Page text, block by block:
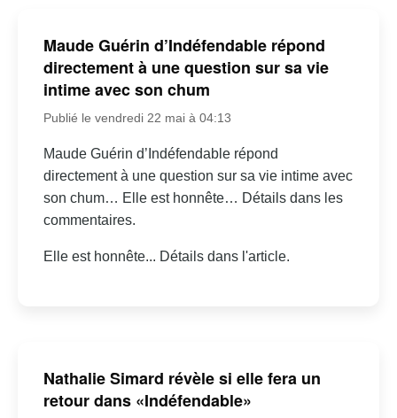
Maude Guérin d’Indéfendable répond
directement à une question sur sa vie
intime avec son chum
Publié le vendredi 22 mai à 04:13
Maude Guérin d’Indéfendable répond
directement à une question sur sa vie intime avec
son chum… Elle est honnête… Détails dans les
commentaires.
Elle est honnête... Détails dans l'article.
Nathalie Simard révèle si elle fera un
retour dans «Indéfendable»